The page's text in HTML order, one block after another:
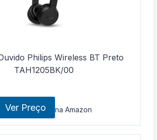
Philips Wireless BT Preto
TAH1205BK/00
Ver Preço na Amazon